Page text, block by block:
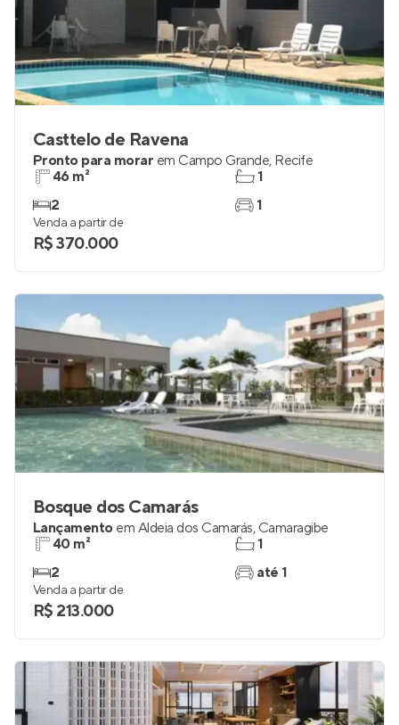
Casttelo de Ravena
Pronto para morar em Campo Grande, Recife
46 m²
2
1
1
Venda a partir de
R$ 370.000
Bosque dos Camarás
Lançamento em Aldeia dos Camarás, Camaragibe
40 m²
2
1
até 1
Venda a partir de
R$ 213.000